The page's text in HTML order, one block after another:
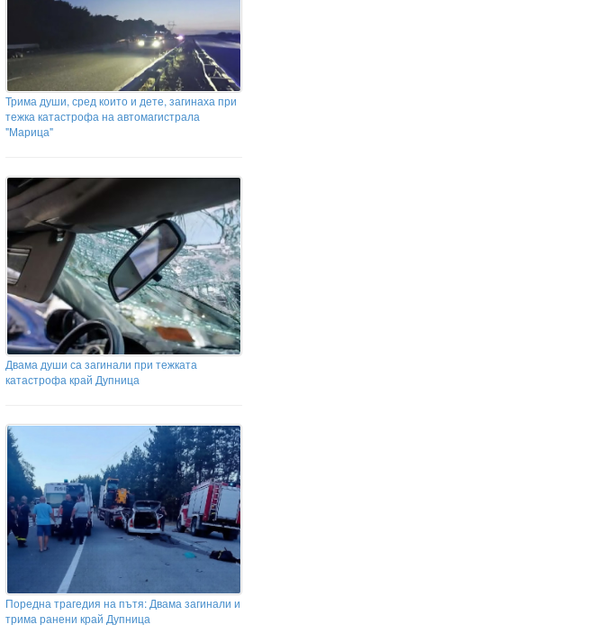
Трима души, сред които и дете, загинаха при
тежка катастрофа на автомагистрала
"Марица"
Двама души са загинали при тежката
катастрофа край Дупница
Поредна трагедия на пътя: Двама загинали и
трима ранени край Дупница